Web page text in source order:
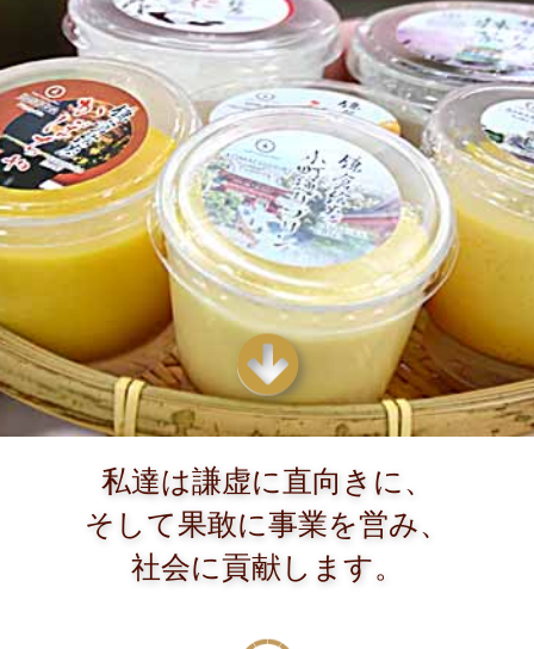
私達は謙虚に直向きに、
そして果敢に事業を営み、
社会に貢献します。